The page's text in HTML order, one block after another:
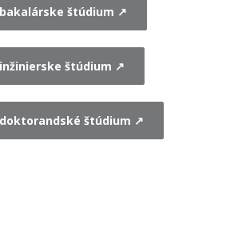
štúdium ↗
štúdium ↗
štúdium ↗